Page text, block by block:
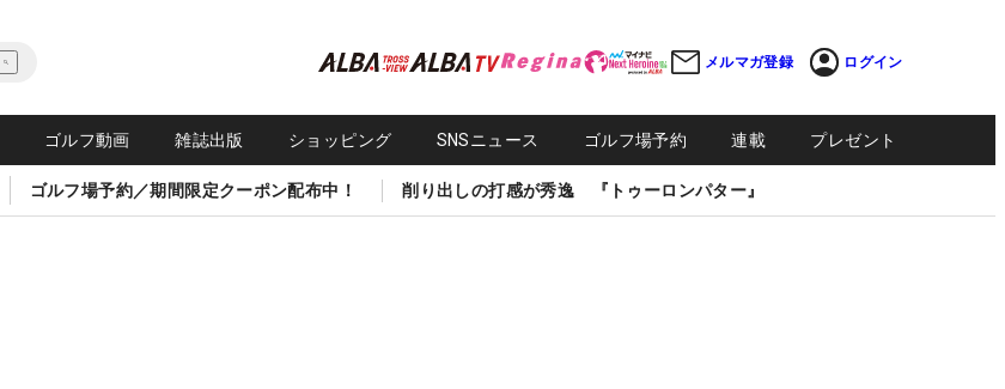
メルマガ登録 ログイン
ゴルフ動画 雑誌出版 ショッピング SNSニュース ゴルフ場予約 連載 プレゼント
ゴルフ場予約／期間限定クーポン配布中！ 削り出しの打感が秀逸 『トゥーロンパター』